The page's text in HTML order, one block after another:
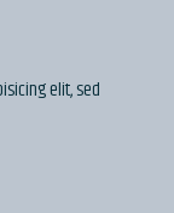
elit, sed